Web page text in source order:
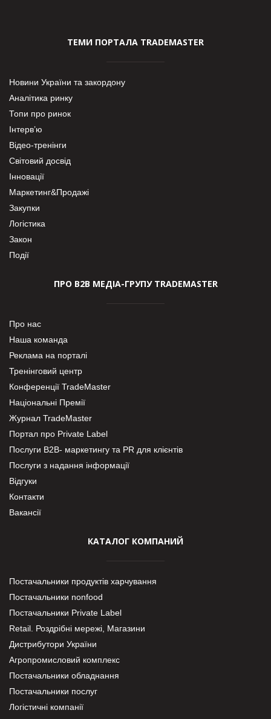
ТЕМИ ПОРТАЛА TRADEMASTER
Новини України та закордону
Аналітика ринку
Топи про ринок
Інтерв’ю
Відео-тренінги
Світовий досвід
Інновації
Маркетинг&Продажі
Закупки
Логістика
Закон
Події
ПРО В2В МЕДІА-ГРУПУ TRADEMASTER
Про нас
Наша команда
Реклама на порталі
Тренінговий центр
Конференції TradeMaster
Національні Премії
Журнал TradeMaster
Портал про Private Label
Послуги В2В- маркетингу та PR для клієнтів
Послуги з надання інформації
Відгуки
Контакти
Вакансії
КАТАЛОГ КОМПАНИЙ
Постачальники продуктів харчування
Постачальники nonfood
Постачальники Private Label
Retail. Роздрібні мережі, Магазини
Дистрибутори України
Агропромисловий комплекс
Постачальники обладнання
Постачальники послуг
Логістичні компанії